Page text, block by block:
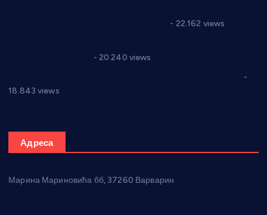
- 22.162 views
- 20.240 views
-
18.843 views
Адреса
Марина Мариновића бб, 37260 Варварин